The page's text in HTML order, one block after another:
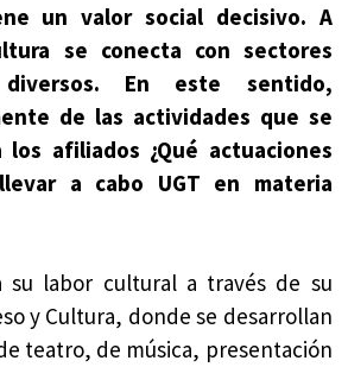
un valor social decisivo. A
se conecta con sectores
En este sentido,
de las actividades que se
los afiliados ¿Qué actuaciones
a cabo UGT en materia
su labor cultural a través de su
y Cultura, donde se desarrollan
teatro, de música, presentación